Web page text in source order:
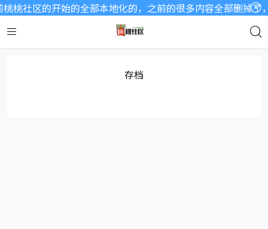
桃社区的开始的全部本地化的，之前的很多内容全部删掉
存档